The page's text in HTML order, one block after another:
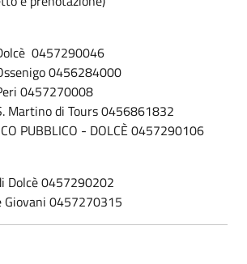
0457290046
0456284000
0457270008
Martino di Tours 0456861832
PUBBLICO - DOLCÈ 0457290106
Dolcè 0457290202
Giovani 0457270315